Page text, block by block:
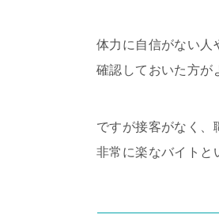
体力に自信がない人
確認しておいた方が
ですが接客がなく、
非常に楽なバイトと